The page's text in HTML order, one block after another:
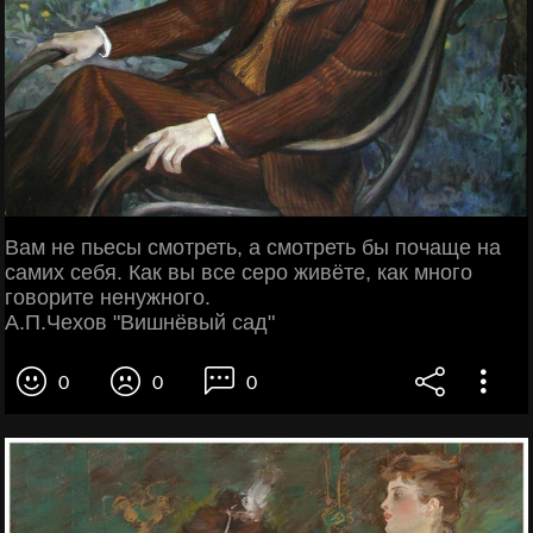
Вам не пьесы смотреть, а смотреть бы почаще на
самих себя. Как вы все серо живёте, как много
говорите ненужного.
А.П.Чехов "Вишнёвый сад"
0 0 0